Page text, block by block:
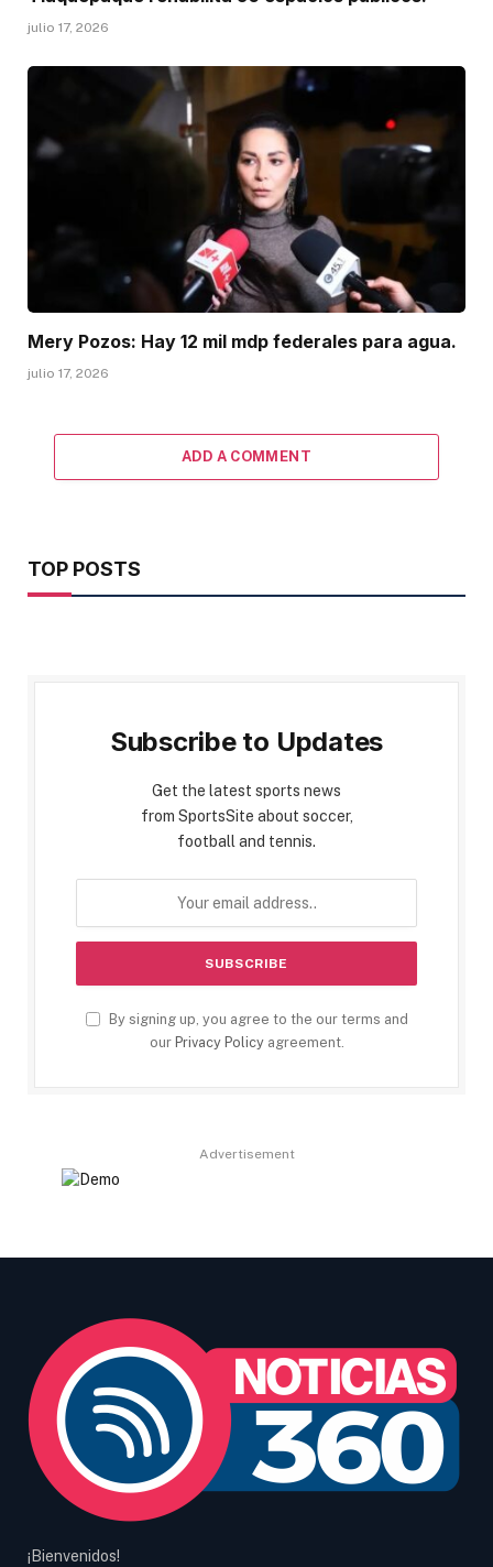
julio 17, 2026
Mery Pozos: Hay 12 mil mdp federales para agua.
julio 17, 2026
ADD A COMMENT
TOP POSTS
Subscribe to Updates
Get the latest sports news
from SportsSite about soccer,
football and tennis.
By signing up, you agree to the our terms and
our Privacy Policyagreement.
Advertisement
¡Bienvenidos!